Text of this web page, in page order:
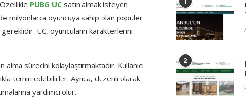
PUBG UC satın almak isteyen
milyonlarca oyuncuya sahip olan popüler
gereklidir. UC, oyuncuların karakterlerini
sürecini kolaylaştırmaktadır. Kullanıcı
temin edebilirler. Ayrıca, düzenli olarak
yardımcı olur.
1
2